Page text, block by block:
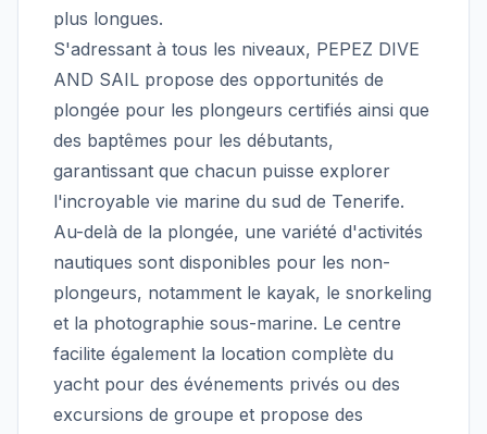
plus longues.
S'adressant à tous les niveaux, PEPEZ DIVE
AND SAIL propose des opportunités de
plongée pour les plongeurs certifiés ainsi que
des baptêmes pour les débutants,
garantissant que chacun puisse explorer
l'incroyable vie marine du sud de Tenerife.
Au-delà de la plongée, une variété d'activités
nautiques sont disponibles pour les non-
plongeurs, notamment le kayak, le snorkeling
et la photographie sous-marine. Le centre
facilite également la location complète du
yacht pour des événements privés ou des
excursions de groupe et propose des